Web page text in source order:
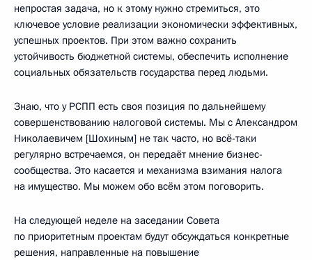
непростая задача, но к этому нужно стремиться, это
ключевое условие реализации экономически эффективных,
успешных проектов. При этом важно сохранить
устойчивость бюджетной системы, обеспечить исполнение
социальных обязательств государства перед людьми.
Знаю, что у РСПП есть своя позиция по дальнейшему
совершенствованию налоговой системы. Мы с Александром
Николаевичем [Шохиным] не так часто, но всё-таки
регулярно встречаемся, он передаёт мнение бизнес-
сообщества. Это касается и механизма взимания налога
на имущество. Мы можем обо всём этом поговорить.
На следующей неделе на заседании Совета
по приоритетным проектам будут обсуждаться конкретные
решения, направленные на повышение